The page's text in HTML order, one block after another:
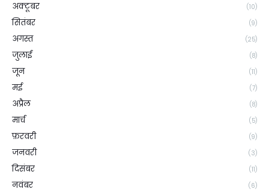
अक्टूबर (10)
सितंबर (9)
अगस्त (25)
जुलाई (8)
जून (11)
मई (7)
अप्रैल (8)
मार्च (5)
फ़रवरी (9)
जनवरी (3)
दिसंबर (11)
नवंबर (6)